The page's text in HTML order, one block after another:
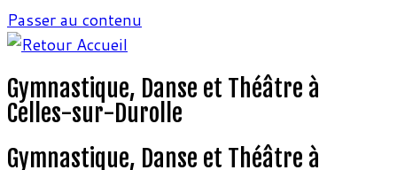
Passer au contenu
Gymnastique, Danse et Théâtre à
Celles-sur-Durolle
Gymnastique, Danse et Théâtre à